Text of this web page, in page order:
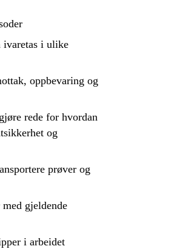
ivaretas i ulike
oppbevaring og
gjøre rede forhvordan
og
prøver og
gjeldende
i arbeidet